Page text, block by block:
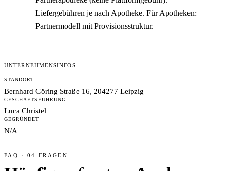
Liefergebühren je nach Apotheke. Für Apotheken:
Partnermodell mit Provisionsstruktur.
UNTERNEHMENSINFOS
STANDORT
Bernhard Göring Straße 16, 204277 Leipzig
GESCHÄFTSFÜHRUNG
Luca Christel
GEGRÜNDET
N/A
FAQ · 04 FRAGEN